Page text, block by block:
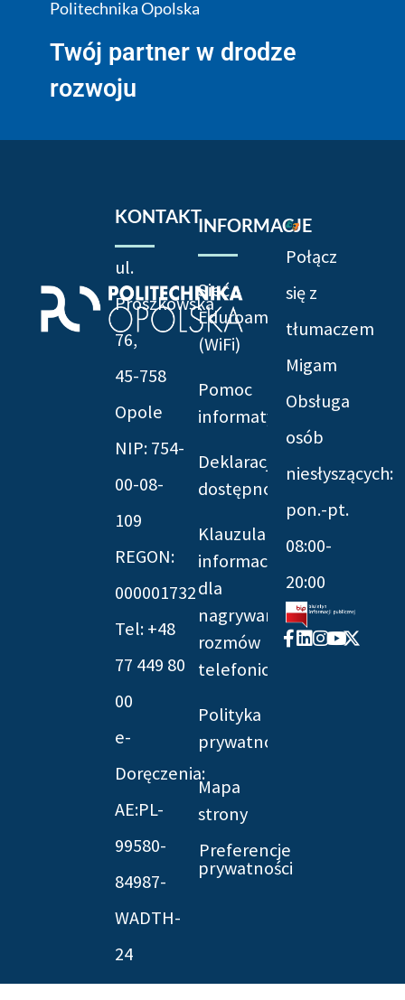
Politechnika Opolska
Twój partner w drodze
rozwoju
KONTAKT
ul.
Prószkowska
76,
45-758
Opole
NIP: 754-
00-08-
109
REGON:
000001732
Tel: +48
77 449 80
00
e-
Doręczenia:
AE:PL-
99580-
84987-
WADTH-
24
INFORMACJE
Sieć
Eduroam
(WiFi)
Pomoc
informatyczna
Deklaracja
dostępności
Klauzula
informacyjna
dla
nagrywania
rozmów
telefonicznych
Polityka
prywatności
Mapa
strony
Preferencje
prywatności
Połącz
się z
tłumaczem
Migam
Obsługa
osób
niesłyszących:
pon.-pt.
08:00-
20:00
Facebook-
f
Linkedin
Instagram
Youtube
X-